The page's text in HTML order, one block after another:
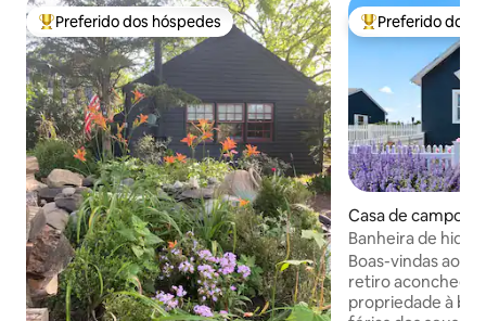
Entre os melhores preferidos dos hóspedes
Preferido dos hóspedes Entre os
Preferido dos
Casa de campo ⋅
hip
Banheira de
Lareira —
Boas-vindas ao
retiro
propriedade à